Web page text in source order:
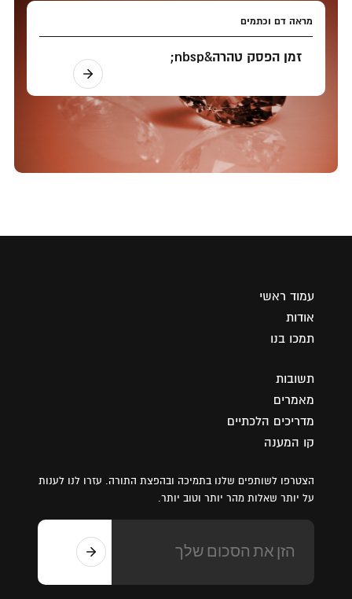
מראה דם וכתמים
זמן הפסק טהרה&nbsp;
עמוד ראשי
אודות
תמכו בנו
תשובות
מאמרים
מדריכים הלכתיים
קו המענה
הצטרפו לשותפים שלנו בתמיכה ובהפצת התורה. עזרו לנו לענות
על יותר שאלות מהר יותר וטוב יותר.